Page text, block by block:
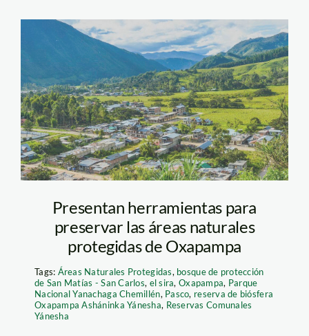
Presentan herramientas para
preservar las áreas naturales
protegidas de Oxapampa
Tags: Áreas Naturales Protegidas, bosque de protección
de San Matías - San Carlos, el sira, Oxapampa, Parque
Nacional Yanachaga Chemillén, Pasco, reserva de biósfera
Oxapampa Asháninka Yánesha, Reservas Comunales
Yánesha